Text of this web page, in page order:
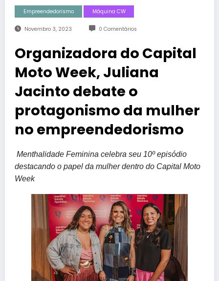
Empreendedorismo Máquina CW
Novembro 3, 2023 0 Comentários
Organizadora do Capital
Moto Week, Juliana
Jacinto debate o
protagonismo da mulher
no empreendedorismo
Menthalidade Feminina celebra seu 10º episódio
destacando o papel da mulher dentro do Capital Moto
Week